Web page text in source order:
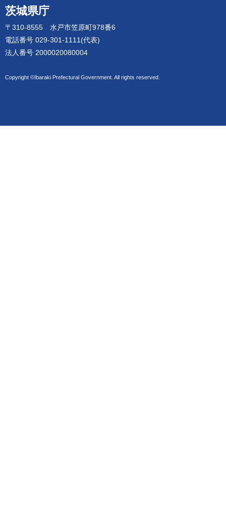
茨城県庁
〒310-8555 水戸市笠原町978番6
電話番号 029-301-1111(代表)
法人番号 2000020080004
Copyright ©Ibaraki Prefectural Government. All rights reserved.